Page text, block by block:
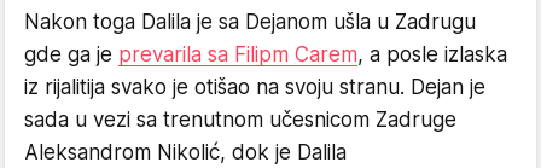
Nakon toga Dalila je sa Dejanom ušla u Zadrugu
gde ga je prevarila sa Filipm Carem, a posle izlaska
iz rijalitija svako je otišao na svoju stranu. Dejan je
sada u vezi sa trenutnom učesnicom Zadruge
Aleksandrom Nikolić, dok je Dalila